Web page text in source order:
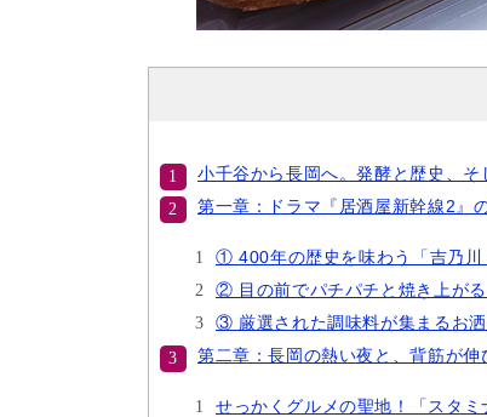
小千谷から長岡へ。発酵と歴史、
第一章：ドラマ『居酒屋新幹線2』
① 400年の歴史を味わう「吉乃川
② 目の前でパチパチと焼き上が
③ 厳選された調味料が集まるお洒
第二章：長岡の熱い夜と、背筋が
せっかくグルメの聖地！「スタ